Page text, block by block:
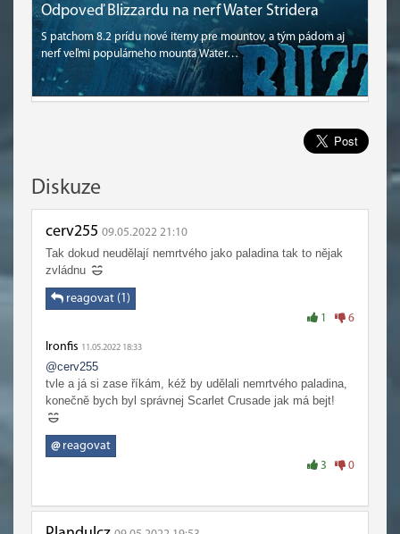
Odpoveď Blizzardu na nerf Water Stridera
S patchom 8.2 prídu nové itemy pre mountov, a tým pádom aj
nerf veľmi populárneho mounta Water…
Diskuze
cerv255 09.05.2022 21:10
Tak dokud neudělají nemrtvého jako paladina tak to nějak
zvládnu
reagovat (1)
1 6
Ironfis 11.05.2022 18:33
@cerv255
tvle a já si zase říkám, kéž by udělali nemrtvého paladina,
konečně bych byl správnej Scarlet Crusade jak má bejt!
@reagovat
3 0